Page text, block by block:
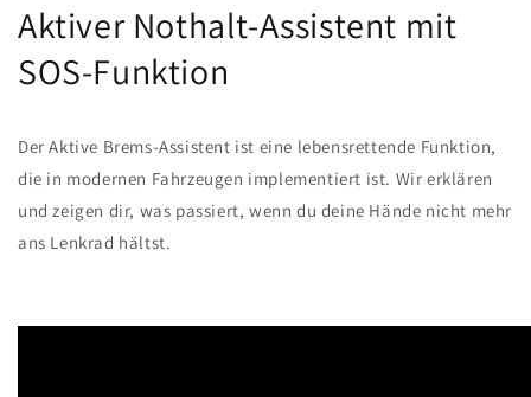
Aktiver Nothalt-Assistent mit
SOS-Funktion
Der Aktive Brems-Assistent ist eine lebensrettende Funktion,
die in modernen Fahrzeugen implementiert ist. Wir erklären
und zeigen dir, was passiert, wenn du deine Hände nicht mehr
ans Lenkrad hältst.